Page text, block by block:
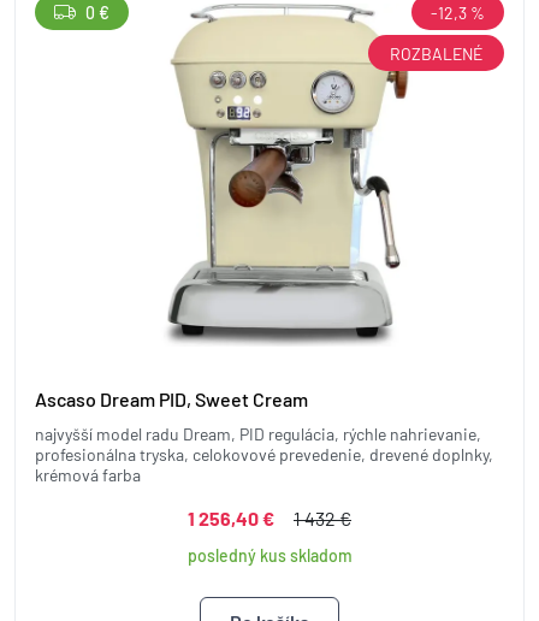
Ascaso Dream PID, Sweet Cream
najvyšší model radu Dream, PID regulácia, rýchle nahrievanie,
profesionálna tryska, celokovové prevedenie, drevené doplnky,
krémová farba
1 256,40 € 1 432 €
posledný kus skladom
0 €
-12,3 %
ROZBALENÉ